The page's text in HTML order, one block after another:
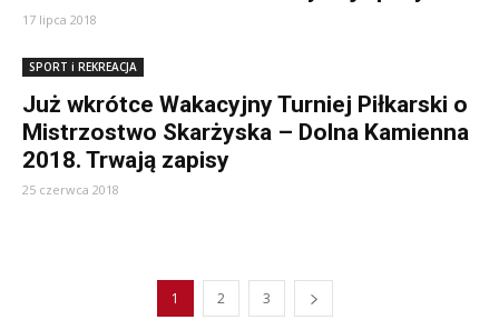
17 lipca 2018
SPORT i REKREACJA
Już wkrótce Wakacyjny Turniej Piłkarski o
Mistrzostwo Skarżyska – Dolna Kamienna
2018. Trwają zapisy
25 czerwca 2018
1 2 3